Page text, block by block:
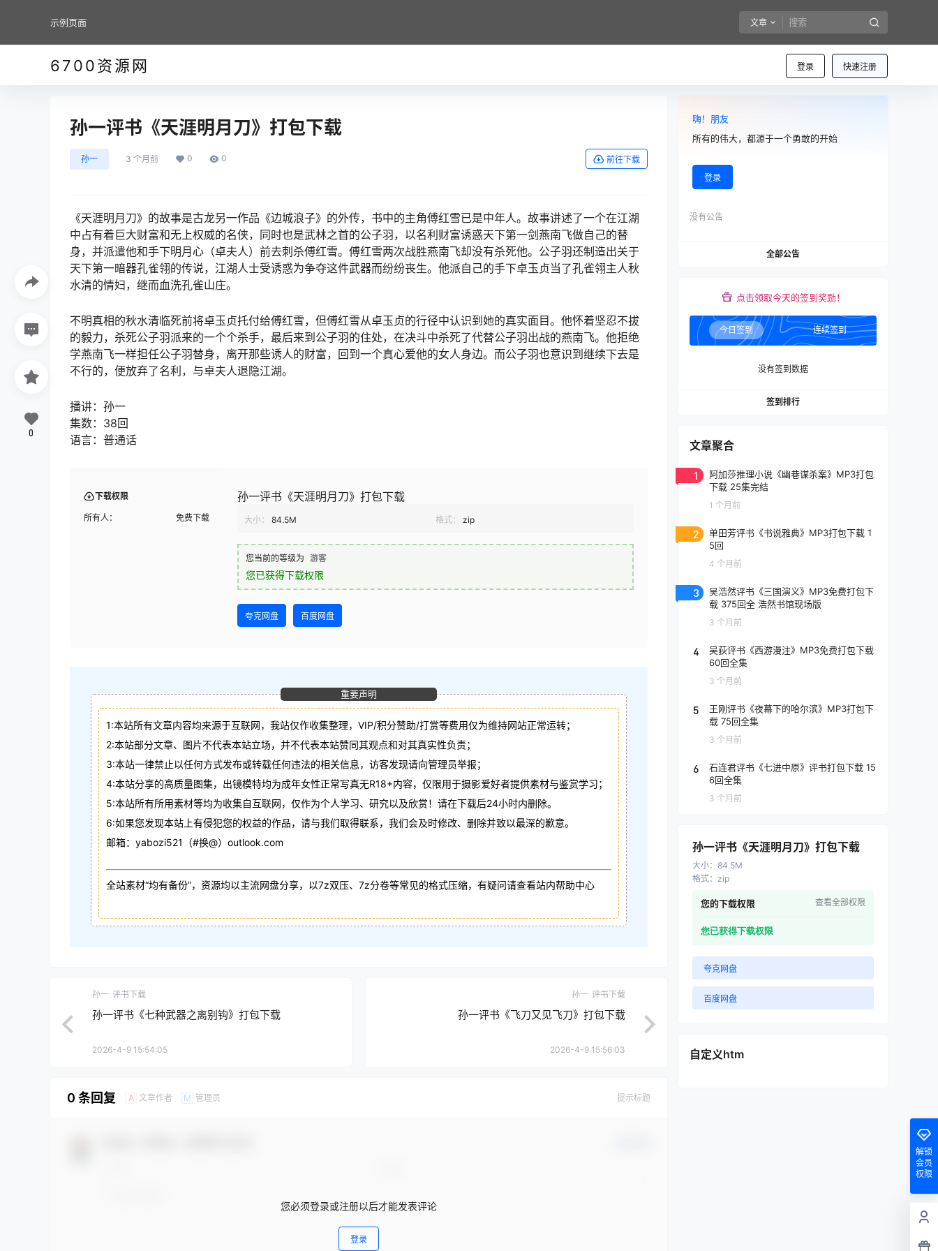
示例页面 文章
6700资源网 登录 快速注册
孙一评书《天涯明月刀》打包下载
孙一 3 个月前 0 0 前往下载
《天涯明月刀》的故事是古龙另一作品《边城浪子》的外传，书中的主角傅红雪已是中年人。故事讲述了一个在江湖
中占有着巨大财富和无上权威的名侠，同时也是武林之首的公子羽，以名利财富诱惑天下第一剑燕南飞做自己的替
身，并派遣他和手下明月心（卓夫人）前去刺杀傅红雪。傅红雪两次战胜燕南飞却没有杀死他。公子羽还制造出关于
天下第一暗器孔雀翎的传说，江湖人士受诱惑为争夺这件武器而纷纷丧生。他派自己的手下卓玉贞当了孔雀翎主人秋
水清的情妇，继而血洗孔雀山庄。
不明真相的秋水清临死前将卓玉贞托付给傅红雪，但傅红雪从卓玉贞的行径中认识到她的真实面目。他怀着坚忍不拔
的毅力，杀死公子羽派来的一个个杀手，最后来到公子羽的住处，在决斗中杀死了代替公子羽出战的燕南飞。他拒绝
学燕南飞一样担任公子羽替身，离开那些诱人的财富，回到一个真心爱他的女人身边。而公子羽也意识到继续下去是
不行的，便放弃了名利，与卓夫人退隐江湖。
播讲：孙一
集数：38回
语言：普通话
下载权限
所有人： 免费下载
孙一评书《天涯明月刀》打包下载
大小： 84.5M 格式： zip
您当前的等级为 游客
您已获得下载权限
夸克网盘 百度网盘
重要声明
1:本站所有文章内容均来源于互联网，我站仅作收集整理，VIP/积分赞助/打赏等费用仅为维持网站正常运转；
2:本站部分文章、图片不代表本站立场，并不代表本站赞同其观点和对其真实性负责；
3:本站一律禁止以任何方式发布或转载任何违法的相关信息，访客发现请向管理员举报；
4:本站分享的高质量图集，出镜模特均为成年女性正常写真无R18+内容，仅限用于摄影爱好者提供素材与鉴赏学习；
5:本站所有所用素材等均为收集自互联网，仅作为个人学习、研究以及欣赏！请在下载后24小时内删除。
6:如果您发现本站上有侵犯您的权益的作品，请与我们取得联系，我们会及时修改、删除并致以最深的歉意。
邮箱：yabozi521（#换@）outlook.com
全站素材“均有备份”，资源均以主流网盘分享，以7z双压、7z分卷等常见的格式压缩，有疑问请查看站内帮助中心
0
孙一 评书下载
孙一评书《七种武器之离别钩》打包下载
2026-4-9 15:54:05
孙一 评书下载
孙一评书《飞刀又见飞刀》打包下载
2026-4-9 15:56:03
0 条回复 A 文章作者 M 管理员 提示标题
您必须登录或注册以后才能发表评论
登录
嗨！朋友
所有的伟大，都源于一个勇敢的开始
登录
没有公告
全部公告
点击领取今天的签到奖励！
今日签到 连续签到
没有签到数据
签到排行
文章聚合
1
阿加莎推理小说《幽巷谋杀案》MP3打包
下载 25集完结
1 个月前
2
单田芳评书《书说雅典》MP3打包下载 1
5回
4 个月前
3
吴浩然评书《三国演义》MP3免费打包下
载 375回全 浩然书馆现场版
3 个月前
4
吴荻评书《西游漫注》MP3免费打包下载
60回全集
3 个月前
5
王刚评书《夜幕下的哈尔滨》MP3打包下
载 75回全集
3 个月前
6
石连君评书《七进中原》评书打包下载 15
6回全集
3 个月前
孙一评书《天涯明月刀》打包下载
大小： 84.5M
格式： zip
您的下载权限 查看全部权限
您已获得下载权限
夸克网盘
百度网盘
自定义htm
解锁
会员
权限